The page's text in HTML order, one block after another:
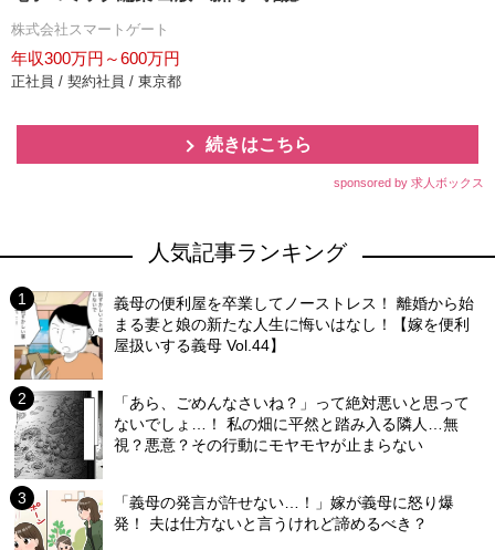
株式会社スマートゲート
年収300万円～600万円
正社員 / 契約社員 / 東京都
続きはこちら
sponsored by 求人ボックス
人気記事ランキング
義母の便利屋を卒業してノーストレス！ 離婚から始
まる妻と娘の新たな人生に悔いはなし！【嫁を便利
屋扱いする義母 Vol.44】
「あら、ごめんなさいね？」って絶対悪いと思って
ないでしょ…！ 私の畑に平然と踏み入る隣人…無
視？悪意？その行動にモヤモヤが止まらない
「義母の発言が許せない…！」嫁が義母に怒り爆
発！ 夫は仕方ないと言うけれど諦めるべき？